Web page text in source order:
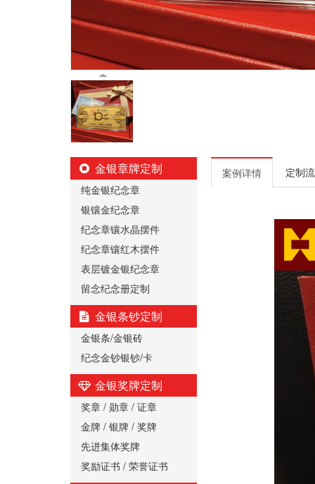
金银章牌定制
纯金银纪念章
银镶金纪念章
纪念章镶水晶摆件
纪念章镶红木摆件
表层镀金银纪念章
留念纪念册定制
金银条钞定制
金银条/金银砖
纪念金钞银钞/卡
金银奖牌定制
奖章 / 勋章 / 证章
金牌 / 银牌 / 奖牌
先进集体奖牌
奖励证书 / 荣誉证书
案例详情 定制